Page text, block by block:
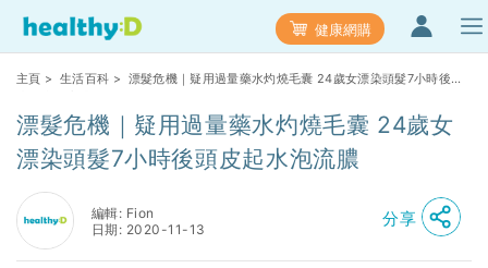
健康網購
主頁 > 生活百科 > 漂髮危機｜疑用過量藥水灼燒毛囊 24歲女漂染頭髮7小時後頭
漂髮危機｜疑用過量藥水灼燒毛囊 24歲女
漂染頭髮7小時後頭皮起水泡流膿
編輯: Fion
日期: 2020-11-13
分享